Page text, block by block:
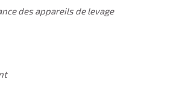
des appareils de levage